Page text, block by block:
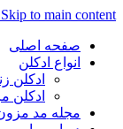
Skip to main content
صفحه اصلی
انواع ادکلن
ادکلن
ادکلن
مجله مد